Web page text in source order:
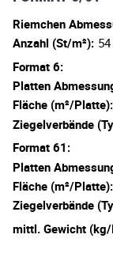
Riemchen
Anzahl (St/m²): 54
Format 6:
Platten
Fläche (m²/Platte):
Ziegelverbände
Format 61:
Platten
Fläche (m²/Platte):
Ziegelverbände
mittl. Gewicht